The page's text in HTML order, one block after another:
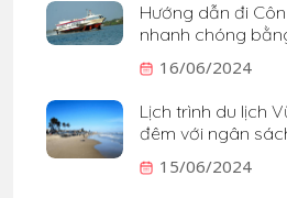
Hướng dẫn đi
nhanh chóng
16/06/2024
Lịch trình du lịch
đêm với ngân
15/06/2024